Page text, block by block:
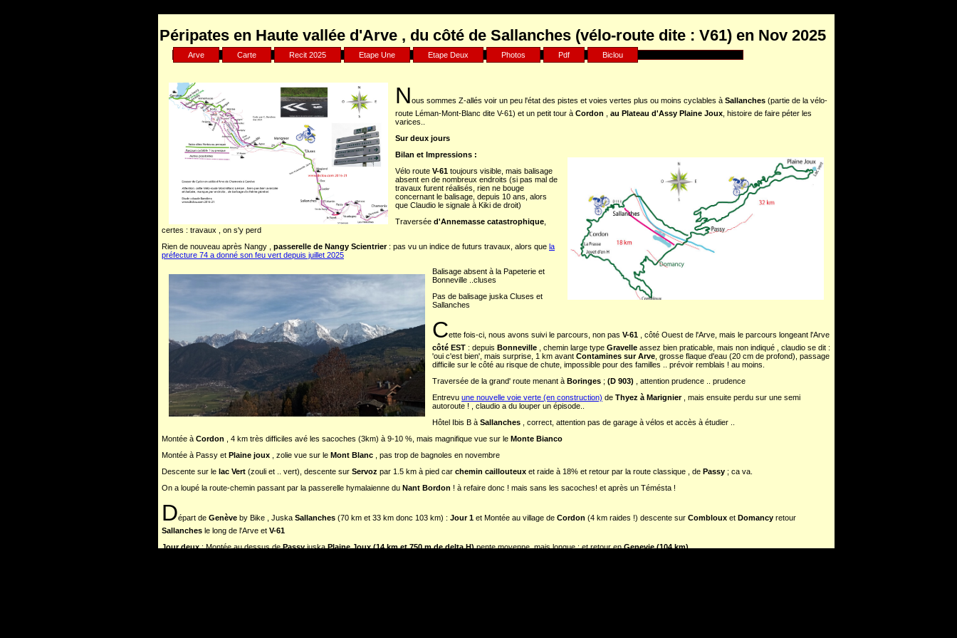
Péripates en Haute vallée d'Arve , du côté de Sallanches (vélo-route dite : V61) en Nov 2025
Nous sommes Z-allés voir un peu l'état des pistes et voies vertes plus ou moins cyclables à Sallanches (partie de la vélo-
route Léman-Mont-Blanc dite V-61) et un petit tour à Cordon au Plateau d'Assy Plaine Joux , histoire de faire péter les
varices..
Sur deux jours
Bilan et Impressions :
Vélo route V-61 toujours visible, mais balisage
absent en de nombreux endroits (si pas mal de
travaux furent réalisés, rien ne bouge
concernant le balisage, depuis 10 ans, alors
que Claudio le signale à Kiki de droit)
Traversée d'Annemasse catastrophique
certes : travaux , on s'y perd
Rien de nouveau après Nangy , passerelle de Nangy Scientrier : pas vu un indice de futurs travaux, alors que la
préfecture 74 a donné son feu vert depuis juillet 2025
Balisage absent à la Papeterie et
Bonneville ..cluses
Pas de balisage juska Cluses et
Sallanches
Cette fois-ci, nous avons suivi le parcours, non pas V-61
, côté Ouest de l'Arve, mais le parcours longeant l'Arve
côté EST : depuis Bonneville , chemin large type Gravelle assez bien praticable, mais non indiqué , claudio se dit :
'oui c'est bien', mais surprise, 1 km avant Contamines sur Arve , grosse flaque d'eau (20 cm de profond), passage
difficile sur le côté au risque de chute, impossible pour des familles .. prévoir remblais ! au moins.
Traversée de la grand' route menant à Boringes ; (D 903) , attention prudence .. prudence
Entrevu une nouvelle voie verte (en construction) de Thyez à Marignier
, mais ensuite perdu sur une semi
autoroute ! , claudio a du louper un épisode..
Hôtel Ibis B à Sallanches , correct, attention pas de garage à vélos et accès à étudier ..
Montée à Cordon , 4 km très difficiles avé les sacoches (3km) à 9-10 %, mais magnifique vue sur le Monte Bianco
Montée à Passy et Plaine joux , zolie vue sur le Mont Blanc
, pas trop de bagnoles en novembre
Descente sur le lac Vert (zouli et .. vert), descente sur Servoz par 1.5 km à pied car chemin caillouteux et raide à 18% et retour par la route classique , de Passy ; ca va.
On a loupé la route-chemin passant par la passerelle hymalaienne du Nant Bordon ! à refaire donc ! mais sans les sacoches! et après un Témésta !
Départ de Genève by Bike , Juska Sallanches (70 km et 33 km donc 103 km) : Jour 1 et Montée au village de Cordon (4 km raides !) descente sur Combloux et Domancy retour
Sallanches le long de l'Arve et V-61
Jour deux: Montée au dessus dePassyjuskaPlaine Joux (14 km et 750 m de delta H)pente moyenne, mais longue : et retour enGenevie (104 km)
Arve Carte Recit 2025 Etape Une Etape Deux Photos Pdf Biclou